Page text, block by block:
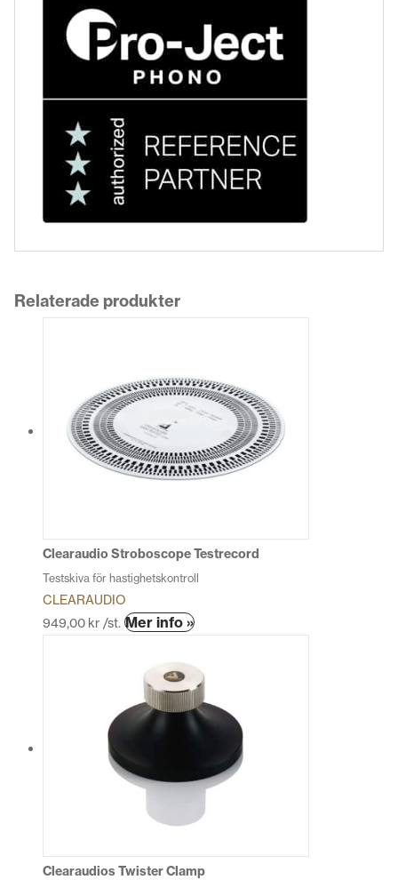
Relaterade produkter
Clearaudio Stroboscope Testrecord
Testskiva för hastighetskontroll
CLEARAUDIO
949,00 kr /st. Mer info »
Clearaudios Twister Clamp